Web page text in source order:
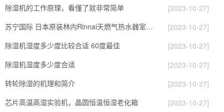
除湿机的工作原理，看懂了就非常简单
[2023-10-27]
苏宁国际 日本原装林内Rinnai天燃气热水器室内外机20L24升恒温0冷水循环泵RUF-A2005AU(B)
[2023-10-27]
除湿机湿度多少度比较合适 60度最佳
[2023-10-27]
除湿机湿度多少度合适
[2023-10-27]
转轮除湿的机理和简介
[2023-10-27]
芯片高温高湿实验机，晶圆恒温恒湿老化箱
[2023-10-27]